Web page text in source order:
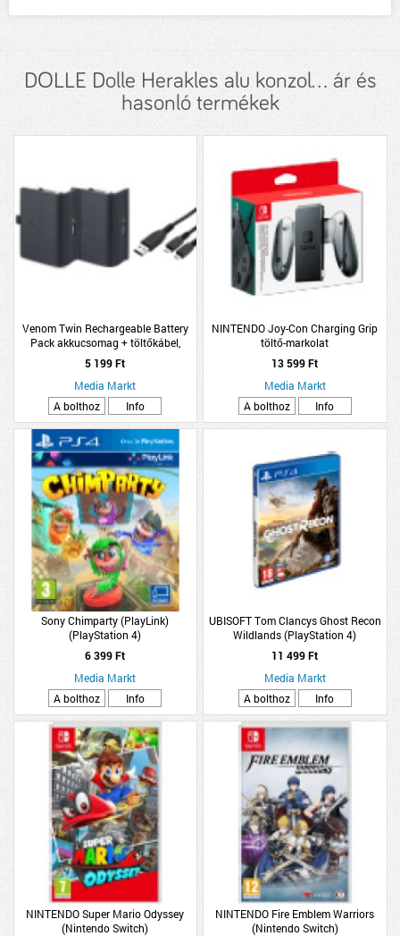
DOLLE Dolle Herakles alu konzol... ár és
hasonló termékek
Venom Twin Rechargeable Battery
Pack akkucsomag + töltőkábel,
fekete (VS2850)
5 199 Ft
Media Markt
A bolthoz
Info
NINTENDO Joy-Con Charging Grip
töltő-markolat
13 599 Ft
Media Markt
A bolthoz
Info
Sony Chimparty (PlayLink)
(PlayStation 4)
6 399 Ft
Media Markt
A bolthoz
Info
UBISOFT Tom Clancys Ghost Recon
Wildlands (PlayStation 4)
11 499 Ft
Media Markt
A bolthoz
Info
NINTENDO Super Mario Odyssey
(Nintendo Switch)
NINTENDO Fire Emblem Warriors
(Nintendo Switch)